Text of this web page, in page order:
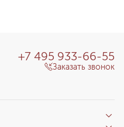
+7 495 933-66-55
Заказать звонок